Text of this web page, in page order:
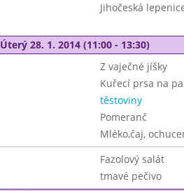
Jihočeská
Úterý 28. 1. 2014 (11:00 - 13:30)
Z vaječné jíšky
Kuřecí prsa na
těstoviny
Pomeranč
Mléko,čaj,
Fazolový salát
tmavé pečivo